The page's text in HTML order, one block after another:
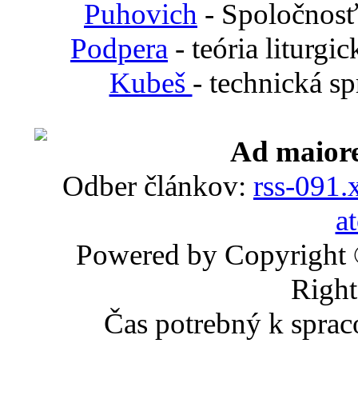
Puhovich -
Podpera - teória
Kubeš - technická
Ad
Odber článkov: rss-
Powered by
Čas potrebný k